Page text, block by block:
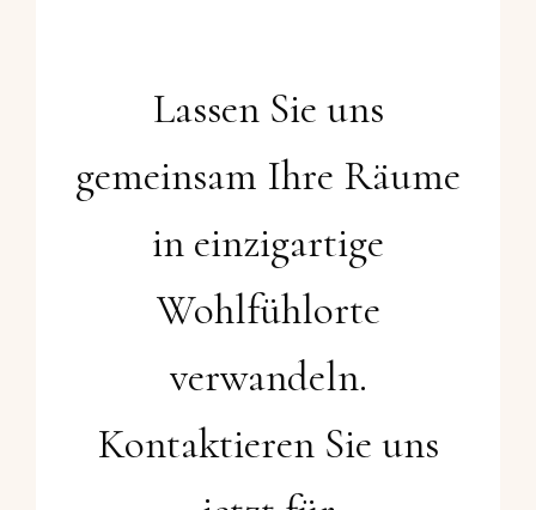
Lassen Sie uns
gemeinsam Ihre Räume
in einzigartige
Wohlfühlorte
verwandeln.
Kontaktieren Sie uns